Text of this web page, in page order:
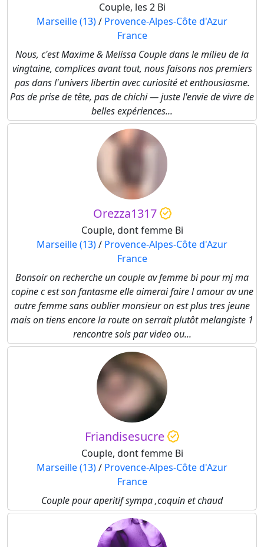
Couple, les 2 Bi
Marseille (13)/ Provence-Alpes-Côte d'Azur
France
Nous, c'est Maxime & Melissa Couple dans le milieu de la
vingtaine, complices avant tout, nous faisons nos premiers
pas dans l'univers libertin avec curiosité et enthousiasme.
Pas de prise de tête, pas de chichi — juste l'envie de vivre de
belles expériences...
Orezza1317
Couple, dont femme Bi
Marseille (13)/ Provence-Alpes-Côte d'Azur
France
Bonsoir on recherche un couple av femme bi pour mj ma
copine c est son fantasme elle aimerai faire l amour av une
autre femme sans oublier monsieur on est plus tres jeune
mais on tiens encore la route on serrait plutôt melangiste 1
rencontre sois par video ou...
Friandisesucre
Couple, dont femme Bi
Marseille (13)/ Provence-Alpes-Côte d'Azur
France
Couple pour aperitif sympa ,coquin et chaud